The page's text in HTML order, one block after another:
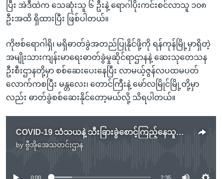
ပြီး အဲဒီထဲက သေဆုံးသူ ၆ ဦးနဲ့ ရောဂါပိုးကင်းစင်လာသူ ၁၀၈
ဦးအထိ ရှိထားပြီး ဖြစ်ပါတယ်။
ကိုဗစ်ရောဂါရှိ၊ မရှိဓာတ်ခွဲအတည်ပြုနိုင်ဖို့ကို ရန်ကုန်မြို့မှာရှိတဲ့
အမျိုးသားကျန်းမာရေးဓာတ်ခွဲမှုဆိုင်ရာဌာနနဲ့ ဆေးသုတေသန
ဦးစီးဌာနတို့မှာ စစ်ဆေးပေးနေပြီး လာမယ့်ဇွန်လပထမပတ်
လောက်ကစပြီး မန္တလေး၊ တောင်ကြီးနဲ့ မော်လမြိုင်မြို့တို့မှာ
လည်း ဓာတ်ခွဲစစ်ဆေးနိုင်တော့မယ်လို့ သိရပါတယ်။
COVID-19 သံသယနဲ့ သီးခြားခွဲစောင့်ကြည့်နေသူအားလုံး ရောဂါပိုးစစ်ဆေးနေ
by ဗွီအိုအေသတင်းဌာန
No media source currently available
0:00 2:35